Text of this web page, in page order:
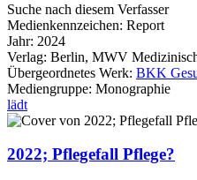
Suche nach diesem Verfasser
Medienkennzeichen: Report
Jahr: 2024
Verlag: Berlin, MWV
Übergeordnetes Werk: BKK
Mediengruppe: Monographie
lädt
2022; Pflegefall Pflege?